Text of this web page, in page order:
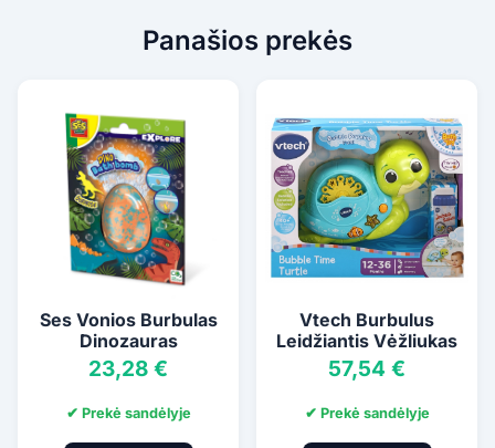
Panašios prekės
Ses Vonios Burbulas
Dinozauras
23,28 €
✔ Prekė sandėlyje
Vtech Burbulus
Leidžiantis Vėžliukas
57,54 €
✔ Prekė sandėlyje